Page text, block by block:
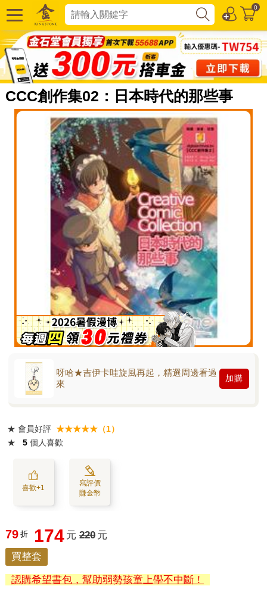
0
CCC創作集02：日本時代的那些事
呀哈★吉伊卡哇旋風再起，精選周邊看過
來
加購
★ 會員好評 ★★★★★（1）
★
5 個人喜歡
喜歡+1
寫評價
賺金幣
79 折 174 元 220 元
買整套
認購希望書包，幫助弱勢孩童上學不中斷！